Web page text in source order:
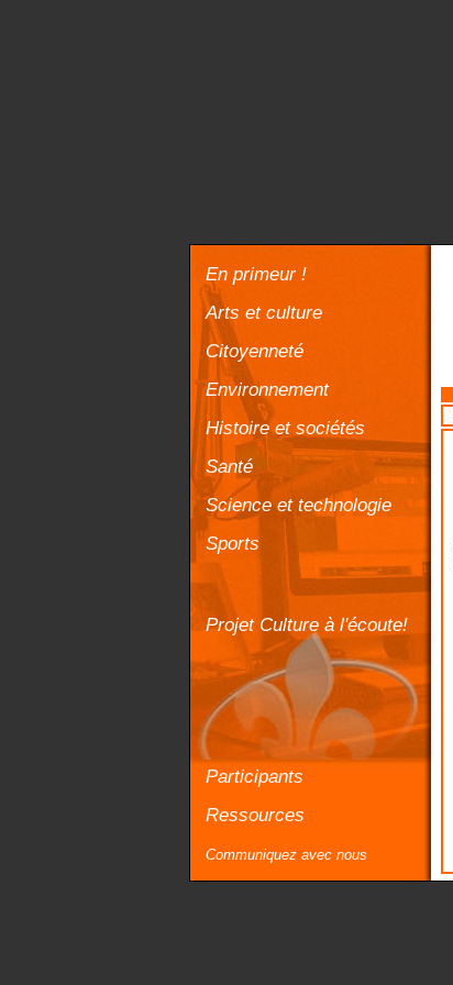
En primeur !
Arts et culture
Citoyenneté
Environnement
Histoire et sociétés
Santé
Science et technologie
Sports
Projet Culture à l'écoute!
Participants
Ressources
Communiquez avec nous